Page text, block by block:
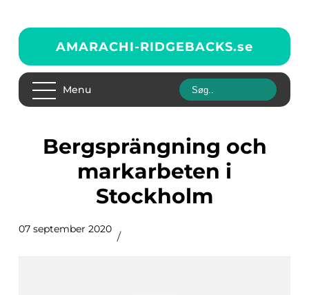
AMARACHI-RIDGEBACKS.se
Menu
Bergsprängning och
markarbeten i
Stockholm
07 september 2020